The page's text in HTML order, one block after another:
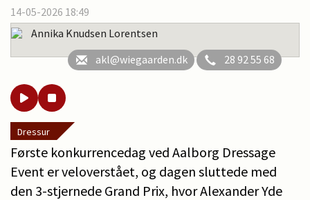
14-05-2026 18:49
Annika Knudsen Lorentsen
akl@wiegaarden.dk
28 92 55 68
Dressur
Første konkurrencedag ved Aalborg Dressage
Event er veloverstået, og dagen sluttede med
den 3-stjernede Grand Prix, hvor Alexander Yde